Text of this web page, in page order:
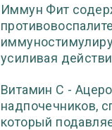
Иммун Фит
усиливая
Витамин С -
надпочечников,
который